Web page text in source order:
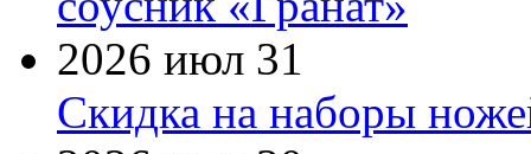
2026 июл 31
Скидка на наборы